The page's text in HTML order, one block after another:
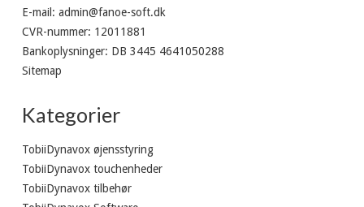
E-mail : admin@fanoe-soft.dk
CVR-nummer: 12011881
Bankoplysninger: DB 3445 4641050288
Sitemap
Kategorier
TobiiDynavox øjensstyring
TobiiDynavox touchenheder
TobiiDynavox tilbehør